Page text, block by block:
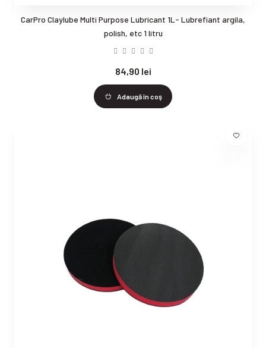
CarPro Claylube Multi Purpose Lubricant 1L- Lubrefiant argila,
polish, etc 1 litru
84,90 lei
Adaugă în coş